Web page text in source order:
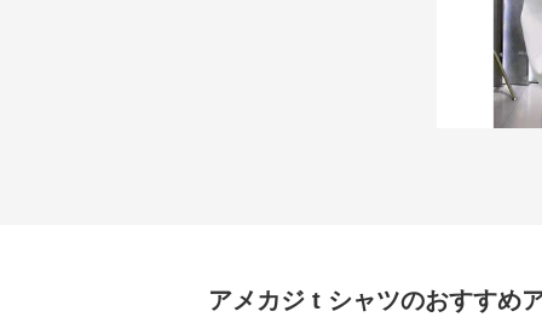
アメカジ t シャツのおすすめ